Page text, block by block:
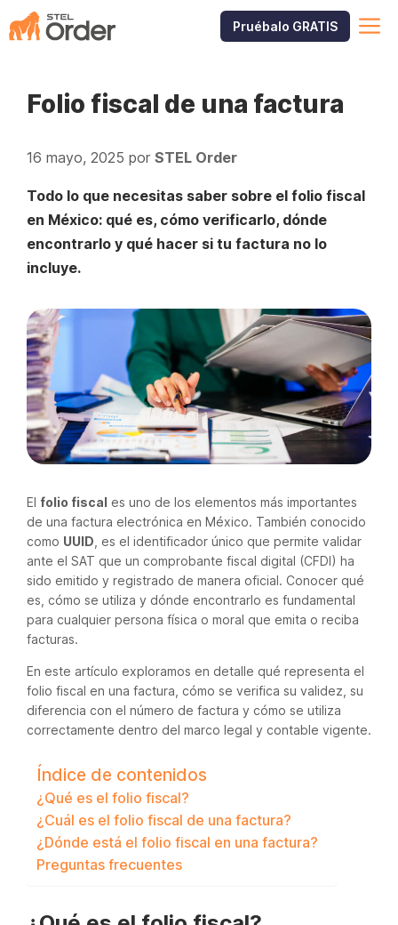
Saltar
al
Pruébalo GRATIS
Folio fiscal de una factura
16 mayo, 2025 por STEL Order
Todo lo que necesitas saber sobre el folio fiscal
en México: qué es, cómo verificarlo, dónde
encontrarlo y qué hacer si tu factura no lo
incluye.
El folio fiscal es uno de los elementos más importantes
de una factura electrónica en México. También conocido
como UUID , es el identificador único que permite validar
ante el SAT que un comprobante fiscal digital (CFDI) ha
sido emitido y registrado de manera oficial. Conocer qué
es, cómo se utiliza y dónde encontrarlo es fundamental
para cualquier persona física o moral que emita o reciba
facturas.
En este artículo exploramos en detalle qué representa el
folio fiscal en una factura, cómo se verifica su validez, su
diferencia con el número de factura y cómo se utiliza
correctamente dentro del marco legal y contable vigente.
Índice de contenidos
¿Qué es el folio fiscal?
¿Cuál es el folio fiscal de una factura?
¿Dónde está el folio fiscal en una factura?
Preguntas frecuentes